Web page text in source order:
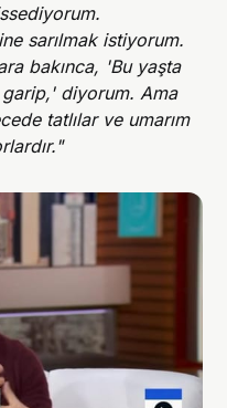
sarılmak istiyorum.
bakınca, 'Bu yaşta
diyorum. Ama
tatlılar ve umarım